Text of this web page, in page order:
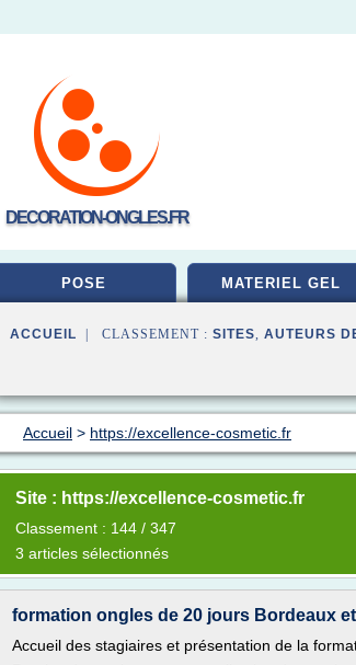
DECORATION-ONGLES.FR
POSE MATERIEL GEL
ACCUEIL | CLASSEMENT : SITES, AUTEURS
Accueil > https://excellence-cosmetic.fr
Site : https://excellence-cosmetic.fr
Classement : 144 / 347
3 articles sélectionnés
formation ongles de 20 jours Bordeaux
Accueil des stagiaires et présentation de la